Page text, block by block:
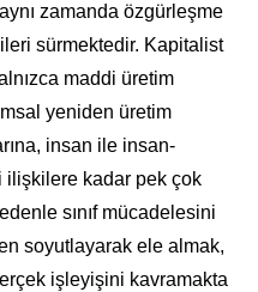
zamanda özgürleşme
ileri sürmektedir. Kapitalist
maddi üretim
yeniden üretim
insan ile insan-
ilişkilere kadar pek çok
sınıf mücadelesini
soyutlayarak ele almak,
işleyişini kavramakta